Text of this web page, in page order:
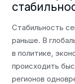
Стабильность
раньше. В
в политике,
происходить
регионов